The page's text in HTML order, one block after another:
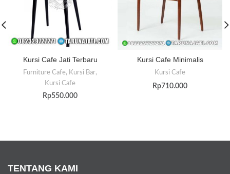
Kursi Cafe Jati Terbaru
Furniture Cafe, Kursi Bar,
Kursi Cafe
Rp550.000
Kursi Cafe Minimalis
Kursi Cafe
Rp710.000
TENTANG KAMI